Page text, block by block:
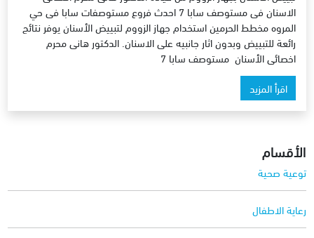
الأقسام
توعية صحية
رعاية الاطفال
الاسنان فى مستوصف سابا 7 احدث فروع مستوصفات سابا فى حي
المروه مخطط الحرمين استخدام جهاز الزووم لتبييض الأسنان يوفر نتائج
رائعة للتبييض وبدون اثار جانبيه على الاسنان. الدكتور هانى محرم
اخصائى الأسنان مستوصف سابا 7
اقرأ المزيد